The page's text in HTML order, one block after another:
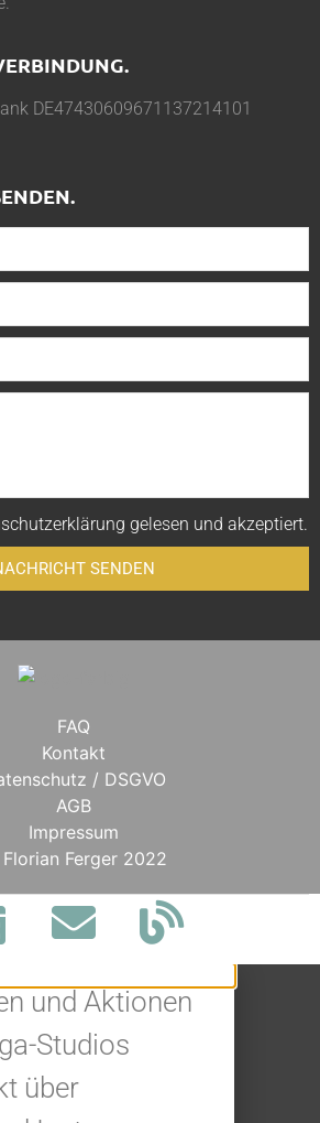
DE47430609671137214101
gelesen und akzeptiert.
SENDEN
FAQ
Kontakt
/ DSGVO
AGB
Impressum
Ferger 2022
und Aktionen
Studios
über